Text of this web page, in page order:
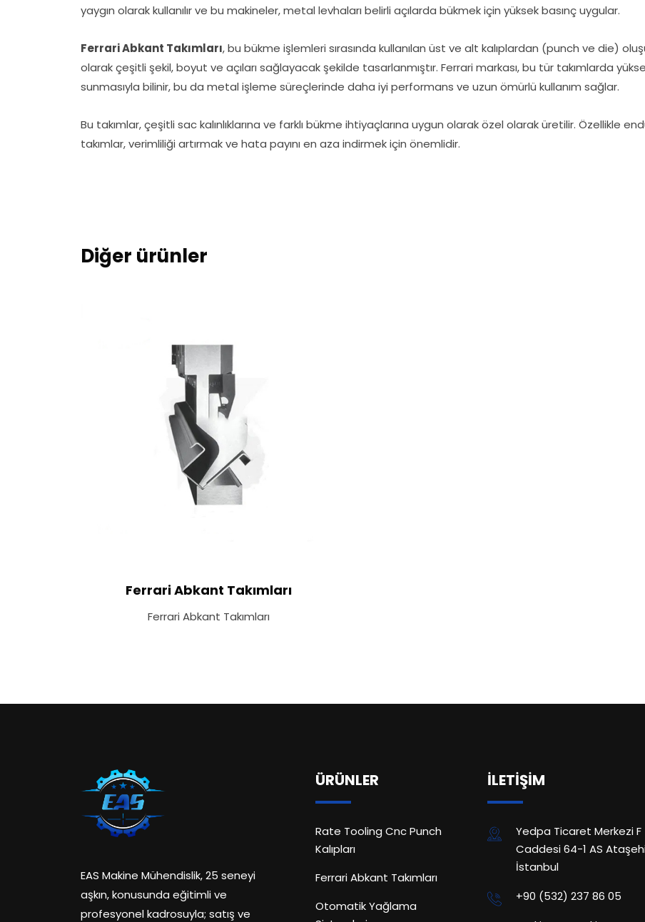
yaygın olarak kullanılır ve bu makineler, metal levhaları belirli açılarda bükmek için yüksek basınç uygular.
Ferrari Abkant Takımları, bu bükme işlemleri sırasında kullanılan üst ve alt kalıplardan (punch ve die)
olarak çeşitli şekil, boyut ve açıları sağlayacak şekilde tasarlanmıştır. Ferrari markası, bu tür takımlarda
sunmasıyla bilinir, bu da metal işleme süreçlerinde daha iyi performans ve uzun ömürlü kullanım sağlar.
Bu takımlar, çeşitli sac kalınlıklarına ve farklı bükme ihtiyaçlarına uygun olarak özel olarak üretilir. Özellikle
takımlar, verimliliği artırmak ve hata payını en aza indirmek için önemlidir.
Diğer ürünler
Ferrari Abkant Takımları
Ferrari Abkant Takımları
EAS Makine Mühendislik, 25 seneyi
aşkın, konusunda eğitimli ve
profesyonel kadrosuyla; satış ve
ÜRÜNLER
Rate Tooling Cnc Punch
Kalıpları
Ferrari Abkant Takımları
Otomatik Yağlama
İLETİŞİM
Yedpa Ticaret Merkezi F
Caddesi 64-1 AS
İstanbul
+90 (532) 237 86 05